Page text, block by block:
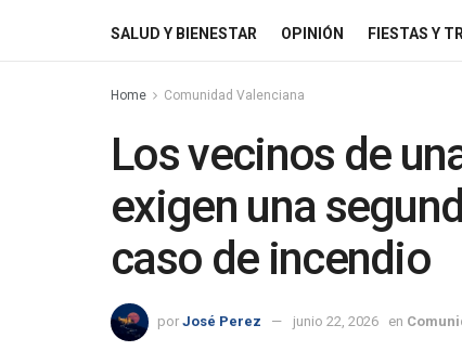
SALUD Y BIENESTAR OPINIÓN FIESTAS Y
Home Comunidad Valenciana
Los vecinos de
exigen una
caso de incendio
por José Perez junio 22, 2026 en